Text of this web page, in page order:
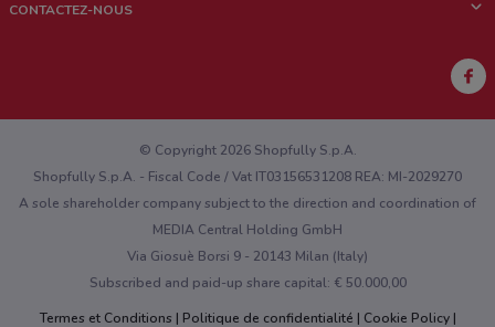
CONTACTEZ-NOUS
Vous rencontrez un problème technique sur l’appli ou le site?
© Copyright 2026 Shopfully S.p.A.
Shopfully S.p.A. - Fiscal Code / Vat IT03156531208 REA: MI-2029270
A sole shareholder company subject to the direction and coordination of
MEDIA Central Holding GmbH
Via Giosuè Borsi 9 - 20143 Milan (Italy)
Subscribed and paid-up share capital: € 50.000,00
Termes et Conditions
Politique de confidentialité Cookie Policy